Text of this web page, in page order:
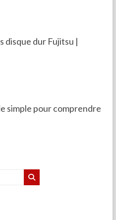
disque dur Fujitsu |
simple pour comprendre